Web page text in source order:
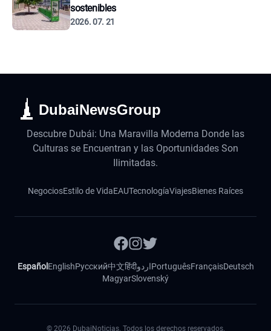
sostenibles
2026. 07. 21
DubaiNewsGroup
Descubre Dubái: Una Maravilla Moderna Donde las
Culturas se Encuentran y las Oportunidades Son
Ilimitadas.
NegociosEstilo de VidaEAUTecnologíaViajesBienes Raíces
Español EnglishРусский中文हिंदीاردوPortuguêsFrançaisDeutsch
MagyarSlovenský
© 2026 DubaiNoticias. Todos los derechos reservados.